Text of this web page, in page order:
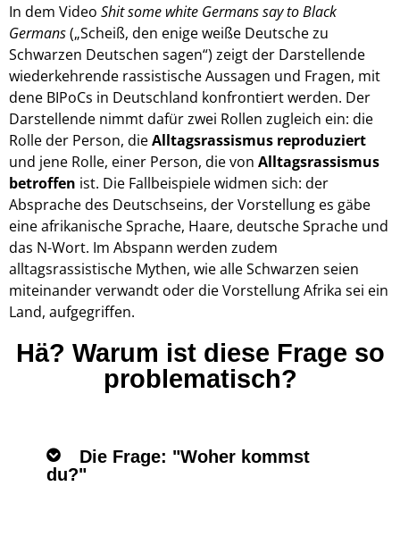
In dem Video Shit some white Germans say to Black
Germans(„Scheiß, den enige weiße Deutsche zu
Schwarzen Deutschen sagen“) zeigt der Darstellende
wiederkehrende rassistische Aussagen und Fragen, mit
dene BIPoCs in Deutschland konfrontiert werden. Der
Darstellende nimmt dafür zwei Rollen zugleich ein: die
Rolle der Person, dieAlltagsrassismus reproduziert
und jene Rolle, einer Person, die von Alltagsrassismus
betroffen ist. Die Fallbeispiele widmen sich: der
Absprache des Deutschseins, der Vorstellung es gäbe
eineafrikanische Sprache, Haare, deutsche Sprache und
das N-Wort. Im Abspann werden zudem
alltagsrassistische Mythen, wie alle Schwarzen seien
miteinander verwandt oderdie Vorstellung Afrika sei ein
Land, aufgegriffen.
Hä? Warum ist diese Frage so
problematisch?
Die Frage: "Woher kommst
du?"